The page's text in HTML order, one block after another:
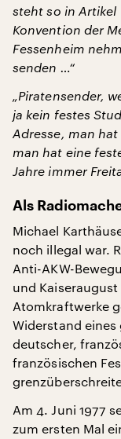
steht so in Artikel
Konvention der
Fessenheim
senden …“
„Piratensender,
ja kein festes
Adresse, man
man hat eine
Jahre immer
Als
Michael
noch illegal war.
Anti-AKW-
und
Atomkraftwerke
Widerstand eines
deutscher,
französischen
Am 4. Juni 1977
zum ersten Mal